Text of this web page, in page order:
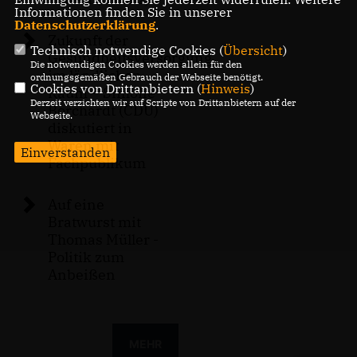
Gesundheitsversorgung
im ländlichen
Raum – Simone
Borchardt (CDU)
Waren mit
Fachpublikum
Informationen finden Sie in unserer
Datenschutzerklärung.
Technisch notwendige Cookies (Übersicht)
Die notwendigen Cookies werden allein für den
ordnungsgemäßen Gebrauch der Webseite benötigt.
Cookies von Drittanbietern (Hinweis)
Derzeit verzichten wir auf Scripte von Drittanbietern auf der
Webseite.
Einverstanden